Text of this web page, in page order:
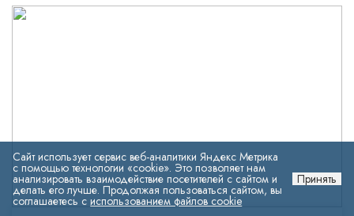
Сайт использует сервис веб-аналитики Яндекс Метрика
с помощью технологии «cookie». Это позволяет нам
анализировать взаимодействие посетителей с сайтом и
делать его лучше. Продолжая пользоваться сайтом, вы
соглашаетесь сиспользованием файлов cookie
Принять